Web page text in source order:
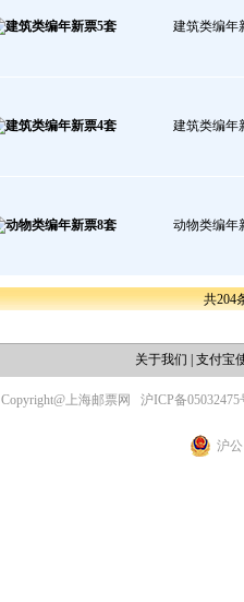
建筑类编年
建筑类编年
动物类编年
共204
关于我们 支付宝
Copyright@上海邮票网 沪ICP备05032475
沪公